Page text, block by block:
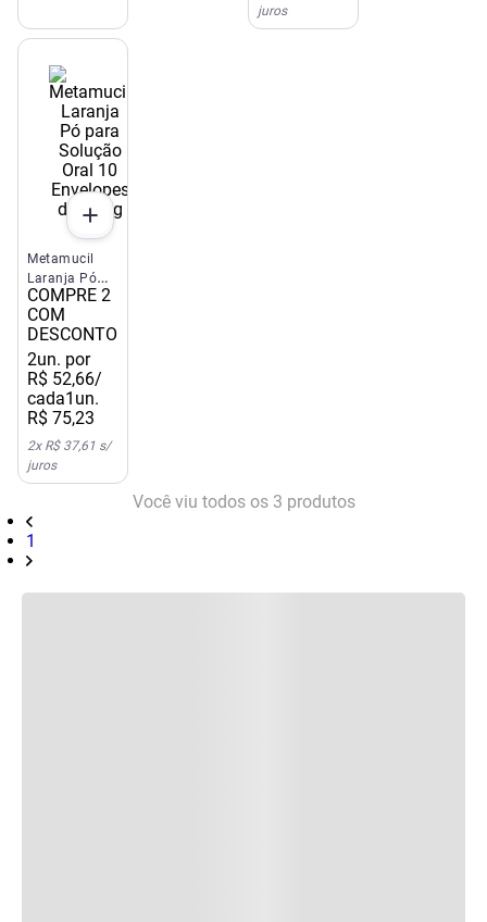
juros
Metamucil
Laranja Pó
para Solução
Oral 10
Envelopes de
5,85g
COMPRE 2
COM
DESCONTO
2un. por
R$ 52,66/
cada1un.
R$ 75,23
2x R$ 37,61 s/
juros
Você viu todos os 3 produtos
1